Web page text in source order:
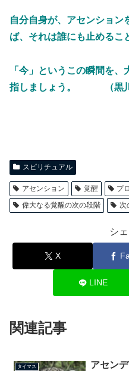
自分自身が、アセンション
ば、それは誰にも止めるこ
「今」というこの瞬間を
指しましょう。 （黒川
スピリチュアル
アセンション 覚醒 プ
偉大なる覚醒の次の段階
次
シ
X
LINE
関連記事
タイマス
アセン